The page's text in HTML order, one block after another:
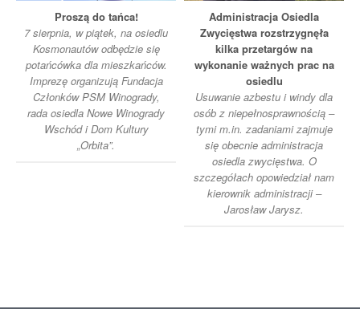
Proszą do tańca!
7 sierpnia, w piątek, na osiedlu
Kosmonautów odbędzie się
potańcówka dla mieszkańców.
Imprezę organizują Fundacja
Członków PSM Winogrady,
rada osiedla Nowe Winogrady
Wschód i Dom Kultury
„Orbita”.
Administracja Osiedla
Zwycięstwa rozstrzygnęła
kilka przetargów na
wykonanie ważnych prac na
osiedlu
Usuwanie azbestu i windy dla
osób z niepełnosprawnością –
tymi m.in. zadaniami zajmuje
się obecnie administracja
osiedla zwycięstwa. O
szczegółach opowiedział nam
kierownik administracji –
Jarosław Jarysz.